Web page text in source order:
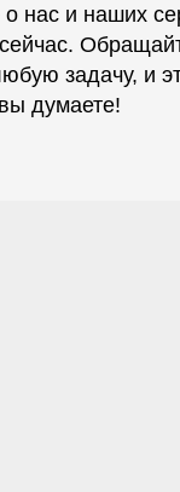
нас и наших
задачу, и
думаете!